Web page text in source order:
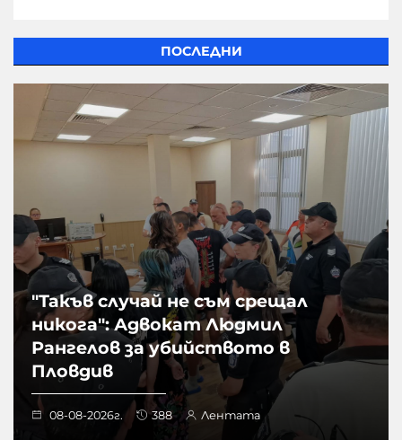
ПОСЛЕДНИ
"Такъв случай не съм срещал
никога": Адвокат Людмил
Рангелов за убийството в
Пловдив
08-08-2026г. 388 Лентата